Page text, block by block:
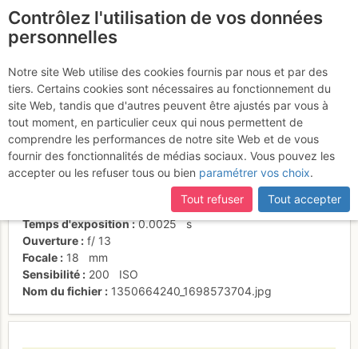
Dompteur de corde au
Gerbier
Date/heure
8 mai 2008 13:42
Contributeur
guilian
collaboratif (CC by-sa)
Canon EOS 1000D
Temps d'exposition
0.0025 s
Ouverture
f/ 13
Focale
18
mm
Sensibilité
200
ISO
Nom du fichier
1350664240_1698573704.jpg
Contrôlez l'utilisation de vos données
personnelles
Notre site Web utilise des cookies fournis par nous et par des
tiers. Certains cookies sont nécessaires au fonctionnement du
site Web, tandis que d'autres peuvent être ajustés par vous à
tout moment, en particulier ceux qui nous permettent de
comprendre les performances de notre site Web et de vous
fournir des fonctionnalités de médias sociaux. Vous pouvez les
accepter ou les refuser tous ou bien paramétrer vos choix.
Tout refuser
Tout accepter